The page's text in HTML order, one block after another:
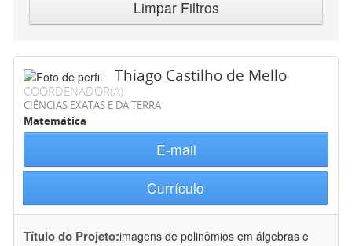
Limpar Filtros
Thiago Castilho de Mello
COORDENADOR(A)
CIÊNCIAS EXATAS E DA TERRA
Matemática
E-mail
Currículo
Título do Projeto:imagens de polinômios em álgebras e